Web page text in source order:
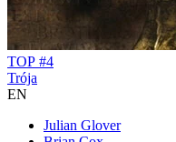
TOP #4
Trója
EN
Julian Glover